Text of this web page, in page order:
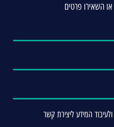
או השאירו פרטים
ולעיבוד המידע ליצירת קשר